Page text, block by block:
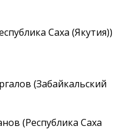
Саха (Якутия))
(Забайкальский
(Республика Саха